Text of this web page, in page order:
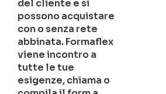
del cliente e si
possono acquistare
con o senza rete
abbinata. Formaflex
viene incontro a
tutte le tue
esigenze, chiama o